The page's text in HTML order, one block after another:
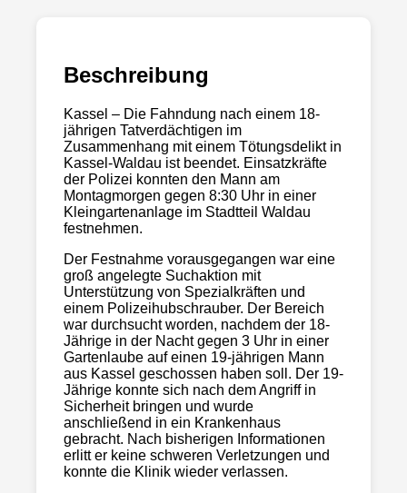
Beschreibung
Kassel – Die Fahndung nach einem 18-
jährigen Tatverdächtigen im
Zusammenhang mit einem Tötungsdelikt in
Kassel-Waldau ist beendet. Einsatzkräfte
der Polizei konnten den Mann am
Montagmorgen gegen 8:30 Uhr in einer
Kleingartenanlage im Stadtteil Waldau
festnehmen.
Der Festnahme vorausgegangen war eine
groß angelegte Suchaktion mit
Unterstützung von Spezialkräften und
einem Polizeihubschrauber. Der Bereich
war durchsucht worden, nachdem der 18-
Jährige in der Nacht gegen 3 Uhr in einer
Gartenlaube auf einen 19-jährigen Mann
aus Kassel geschossen haben soll. Der 19-
Jährige konnte sich nach dem Angriff in
Sicherheit bringen und wurde
anschließend in ein Krankenhaus
gebracht. Nach bisherigen Informationen
erlitt er keine schweren Verletzungen und
konnte die Klinik wieder verlassen.